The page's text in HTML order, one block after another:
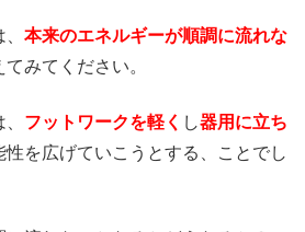
本来のエネルギーが順調に流れな
みてください。
フットワークを軽く し器用に立ち
性を広げていこうとする、ことでし